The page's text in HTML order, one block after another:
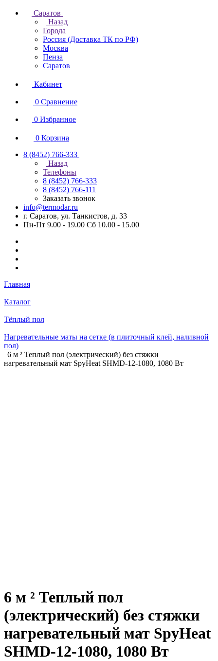
Саратов
Назад
Города
Россия (Доставка ТК по РФ)
Москва
Пенза
Саратов
Кабинет
0 Сравнение
0 Избранное
0 Корзина
8 (8452) 766-333
Назад
Телефоны
8 (8452) 766-333
8 (8452) 766-111
Заказать звонок
info@termodar.ru
г. Саратов, ул. Танкистов, д. 33
Пн-Пт 9.00 - 19.00 Сб 10.00 - 15.00
Главная
Каталог
Тёплый пол
Нагревательные маты на сетке (в плиточный клей, наливной
пол)
6 м ² Теплый пол (электрический) без стяжки
нагревательный мат SpyHeat SHMD-12-1080, 1080 Вт
6 м ² Теплый пол
(электрический) без стяжки
нагревательный мат SpyHeat
SHMD-12-1080, 1080 Вт